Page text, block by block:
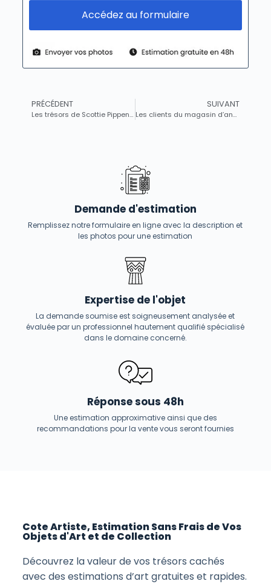
Accédez au formulaire
PRÉCÉDENT
Les trésors de Scottie Pippen : Trophées et chaussures emblématiques du basketteur bientôt mis aux enchères
SUIVANT
Les clients du magasin d’antiquités croient découvrir un objet « d’un réalisme saisissant » : en réalité, c’était une chouette…
Demande d'estimation
Remplissez notre formulaire en ligne avec la description et
les photos pour une estimation
Expertise de l'objet
La demande soumise est soigneusement analysée et
évaluée par un professionnel hautement qualifié spécialisé
dans le domaine concerné.
Réponse sous 48h
Une estimation approximative ainsi que des
recommandations pour la vente vous seront fournies
Cote Artiste, Estimation Sans Frais de Vos
Objets d'Art et de Collection
Découvrez la valeur de vos trésors cachés
avec des estimations d’art gratuites et rapides.